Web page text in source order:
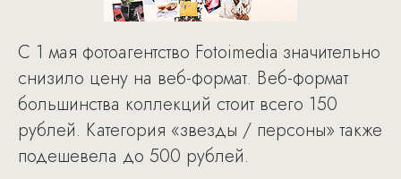
С 1 мая фотоагентство Fotoimedia значительно
снизило цену на веб-формат. Веб-формат
большинства коллекций стоит всего 150
рублей. Категория «звезды / персоны» также
подешевела до 500 рублей.